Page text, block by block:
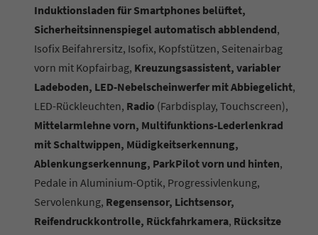
Induktionsladen für Smartphones belüftet,
Sicherheitsinnenspiegel automatisch abblendend,
Isofix Beifahrersitz, Isofix, Kopfstützen, Seitenairbag
vorn mit Kopfairbag, Kreuzungsassistent, variabler
Ladeboden, LED-Nebelscheinwerfer mit Abbiegelicht,
LED-Rückleuchten, Radio (Farbdisplay, Touchscreen),
Mittelarmlehne vorn, Multifunktions-Lederlenkrad
mit Schaltwippen, Müdigkeitserkennung,
Ablenkungserkennung, ParkPilot vorn und hinten,
Pedale in Aluminium-Optik, Progressivlenkung,
Servolenkung, Regensensor, Lichtsensor,
Reifendruckkontrolle, Rückfahrkamera, Rücksitze